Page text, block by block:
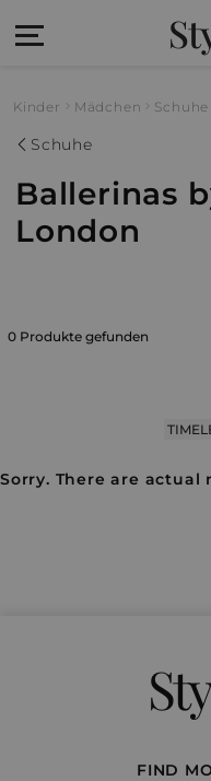
Kinder Mädchen Schuhe
Schuhe
Ballerinas
London
0 Produkte gefunden
Sorry. There are
FIND